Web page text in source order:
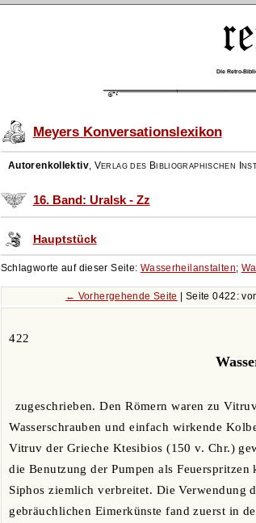
Die Retro-
Meyers Konversationslexikon
Autorenkollektiv, Verlag des Bibliographischen
16. Band: Uralsk - Zz
Hauptstück
Schlagworte auf dieser Seite: Wasserheilanstalten;
← Vorhergehende Seite | Seite 0422:
422
zugeschrieben. Den Römern waren zu
Wasserschrauben und einfach wirkende
Vitruv der Grieche Ktesibios (150 v. Chr.)
die Benutzung der Pumpen als
Siphos ziemlich verbreitet. Die Verwendung
gebräuchlichen Eimerkünste fand zuerst in